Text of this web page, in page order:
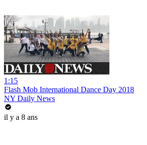
1:15
Flash Mob International Dance Day 2018
NY Daily News
il y a 8 ans